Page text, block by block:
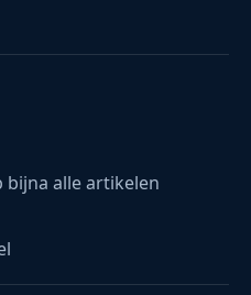
bijna alle artikelen